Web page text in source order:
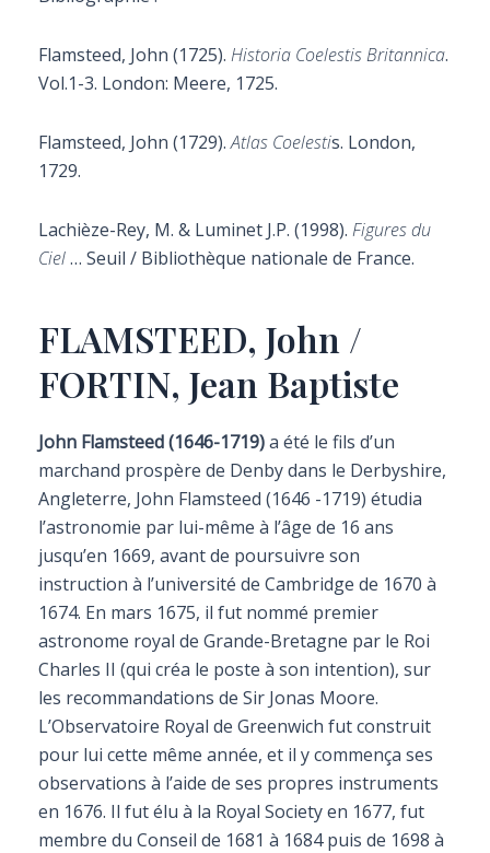
Flamsteed, John (1725). Historia Coelestis Britannica.
Vol.1-3. London: Meere, 1725.
Flamsteed, John (1729).Atlas Coelestis. London,
1729.
Lachièze-Rey, M. & Luminet J.P. (1998). Figures du
Ciel… Seuil / Bibliothèque nationale de France.
FLAMSTEED, John /
FORTIN, Jean Baptiste
John Flamsteed (1646-1719)a été le fils d’un
marchand prospère de Denby dans le Derbyshire,
Angleterre, John Flamsteed (1646 -1719) étudia
l’astronomie par lui-même à l’âge de 16 ans
jusqu’en 1669, avant de poursuivre son
instruction à l’université de Cambridge de 1670 à
1674. En mars 1675, il fut nommé premier
astronome royal de Grande-Bretagne par le Roi
Charles II (qui créa le poste à son intention), sur
les recommandations de Sir Jonas Moore.
L’Observatoire Royal de Greenwich fut construit
pour lui cette même année, et il y commença ses
observations à l’aide de ses propres instruments
en 1676. Il fut élu à la Royal Society en 1677, fut
membre du Conseil de 1681 à 1684 puis de 1698 à